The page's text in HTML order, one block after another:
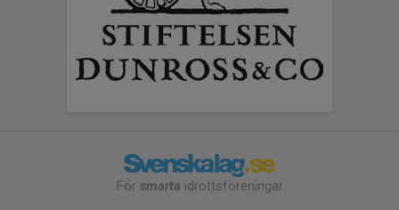
För smarta idrottsföreningar